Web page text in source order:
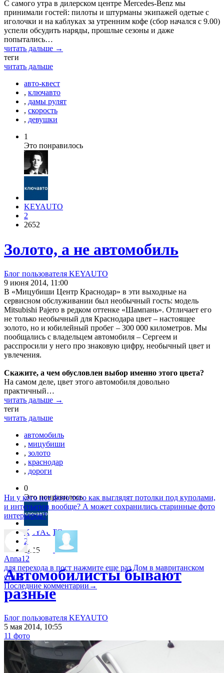
С самого утра в дилерском центре Mercedes-Benz мы
принимали гостей: пилоты и штурманы экипажей одетые с
иголочки и на каблуках за утренним кофе (сбор начался с 9.00)
успели обсудить наряды, прошлые сезоны и даже
попытались…
читать дальше →
теги
читать дальше
авто-квест
, ключавто
, дамы рулят
, скорость
, девушки
1
Это понравилось
KEYAUTO
2
2652
Золото, а не автомобиль
Блог пользователя KEYAUTO
9 июня 2014, 11:00
В «Мицубиши Центр Краснодар» в эти выходные на
сервисном обслуживании был необычный гость: модель
Mitsubishi Pajero в редком оттенке «Шампань». Отличает его
не только необычный для Краснодара цвет – настоящее
золото, но и юбилейный пробег – 300 000 километров. Мы
пообщались с владельцем автомобиля – Сергеем и
расспросили у него про знаковую цифру, необычный цвет и
увлечения.
Скажите, а чем обусловлен выбор именно этого цвета?
На самом деле, цвет этого автомобиля довольно
практичный…
читать дальше →
теги
читать дальше
автомобиль
, мицубиши
, золото
, краснодар
, дороги
0
Это понравилось
KEYAUTO
2
1415
Автомобилисты бывают
разные
Блог пользователя KEYAUTO
5 мая 2014, 10:55
11 фото
Ни у кого нет фото того как выглядят потолки под куполами,
и интерьеров вообще? А может сохранились старинные фото
интерьеров?
Anna12
для перехода в пост нажмите еще раз Дом в мавританском
стиле
Последние комментарии→